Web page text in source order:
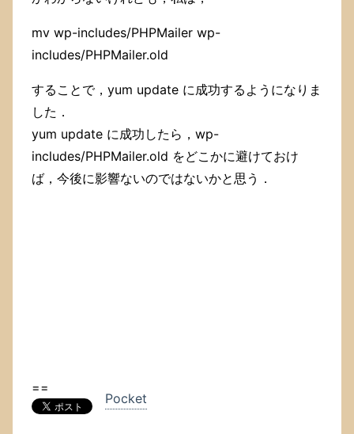
イ
ロ・
ペ
と，
ス
テ
ィ
テ
ィ
mv wp-includes/PHPMailer wp-
includes/PHPMailer.old
することで，yum update に成功するようになりま
した．
yum update に成功したら，wp-
includes/PHPMailer.old をどこかに避けておけ
ば，今後に影響ないのではないかと思う．
==
Pocket